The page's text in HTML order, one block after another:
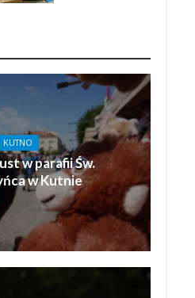
KUTNO
w parafii Św.
w Kutnie